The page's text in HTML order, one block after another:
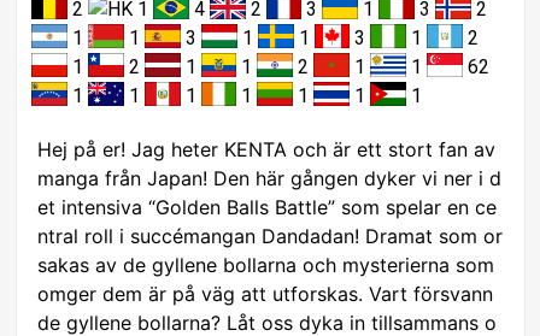
2
1 4 2 3 1 3
2
1
1 3 1 1 3 1
2
1
2 1 1 2 1 1
62
1
1 1 1 1 1 1
Hej på er! Jag heter KENTA och är ett stort fan av
manga från Japan! Den här gången dyker vi ner i d
et intensiva “Golden Balls Battle” som spelar en ce
ntral roll i succémangan Dandadan! Dramat som or
sakas av de gyllene bollarna och mysterierna som
omger dem är på väg att utforskas. Vart försvann
de gyllene bollarna? Låt oss dyka in tillsammans o